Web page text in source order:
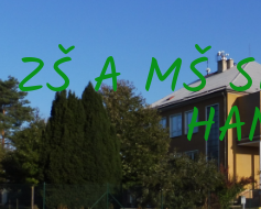
ZŠ A MŠ